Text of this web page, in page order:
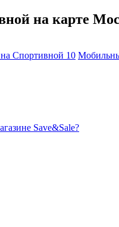
на карте
Спортивной 10
Save&Sale?